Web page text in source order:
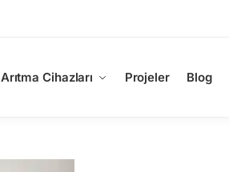
Arıtma Cihazları Projeler Blog
Ara